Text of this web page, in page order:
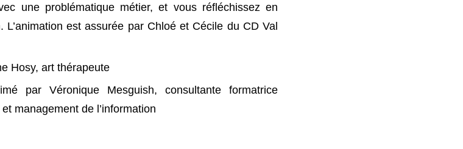
une problématique métier, et vous réfléchissez en
est assurée par Chloé et Cécile du CD Val
Hosy, art thérapeute
par Véronique Mesguish, consultante formatrice
management de l’information